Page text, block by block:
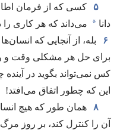
۵
کسی که از فرمان
دانا * می‌داند که هر کاری
۶
بله،‏ از آنجایی که
برای حل هر مشکلی وقت و
کس نمی‌تواند بگوید در آینده
این که چطور اتفاق می‌افتد!‏
۸
همان طور که هیچ
آن را کنترل کند،‏ بر روز